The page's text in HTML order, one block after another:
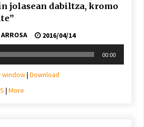
Bedi irratiko Hizpidea saioan
20 urteez
jolasean dabiltza, kromo
2016/04/14
00:00
window| Download
| More